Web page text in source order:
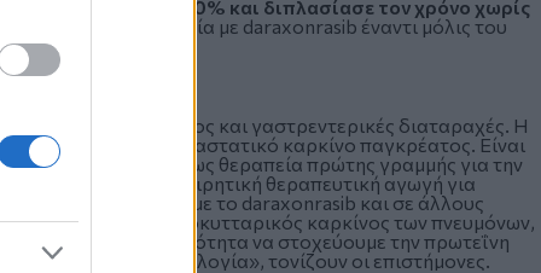
κατά περίπου 60% και διπλασίασε τον χρόνο χωρίς
στην θεραπεία με daraxonrasib έναντι μόλις του
έλκη στόματος και γαστρεντερικές διαταραχές. Η
ασθενείς με μεταστατικό καρκίνο παγκρέατος. Είναι
με χημειοθεραπεία ως θεραπεία πρώτης γραμμής για την
και ως προεγχειρητική θεραπευτική αγωγή για
μελέτες με το daraxonrasib και σε άλλους
όπως ο μη μικροκυτταρικός καρκίνος των πνευμόνων,
έχουμε τη δυνατότητα να στοχεύουμε την πρωτεΐνη
στην Ογκολογία», τονίζουν οι επιστήμονες.